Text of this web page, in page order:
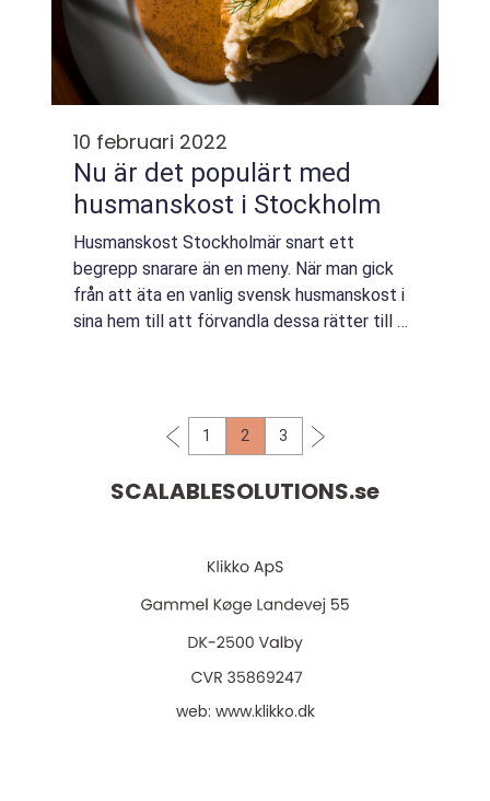
10 februari 2022
Nu är det populärt med
husmanskost i Stockholm
Husmanskost Stockholmär snart ett
begrepp snarare än en meny. När man gick
från att äta en vanlig svensk husmanskost i
sina hem till att förvandla dessa rätter till en
1 2 3
SCALABLESOLUTIONS.se
web: www.klikko.dk